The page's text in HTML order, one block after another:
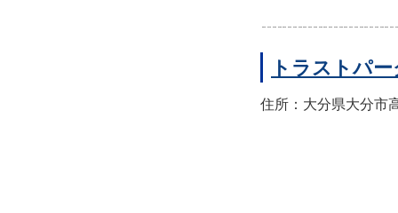
トラストパ
住所：大分県大分市